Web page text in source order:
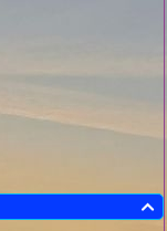
